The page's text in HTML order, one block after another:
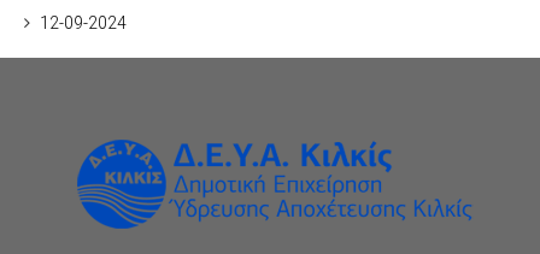
12-09-2024